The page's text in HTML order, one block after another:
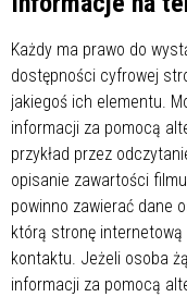
Każdy ma prawo do
dostępności cyfrowej
jakiegoś ich elementu.
informacji za pomocą
przykład przez
opisanie zawartości
powinno zawierać dane
którą stronę
kontaktu. Jeżeli osoba
informacji za pomocą